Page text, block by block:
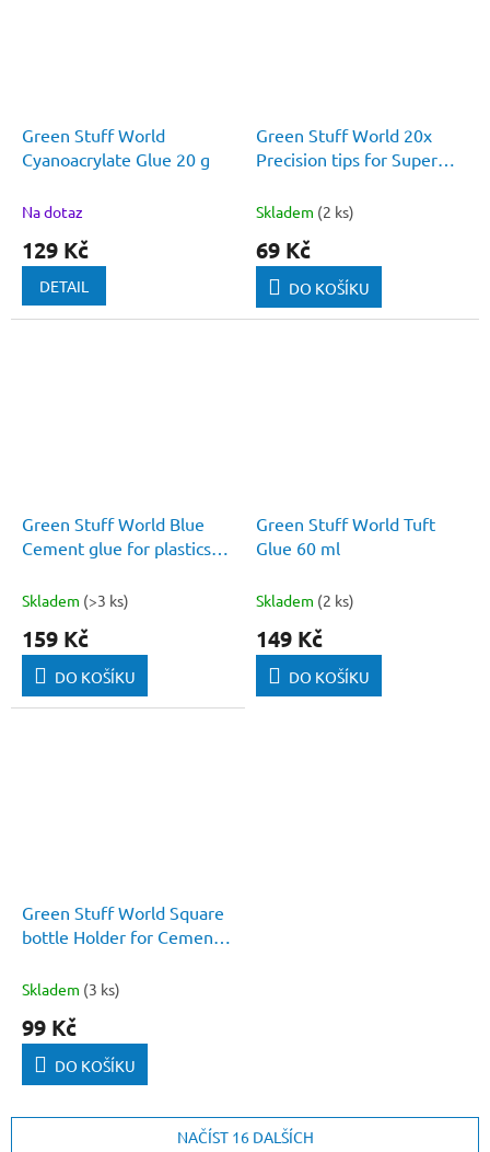
Green Stuff World
Cyanoacrylate Glue 20 g
Na dotaz
129 Kč
DETAIL
Green Stuff World 20x
Precision tips for Super
Skladem (2 ks)
69 Kč
DO KOŠÍKU
Green Stuff World Blue
Cement glue for plastics
Skladem (>3 ks)
159 Kč
DO KOŠÍKU
Green Stuff World Tuft
Glue 60 ml
Skladem (2 ks)
149 Kč
DO KOŠÍKU
Green Stuff World Square
bottle Holder for Cement
Skladem (3 ks)
99 Kč
DO KOŠÍKU
NAČÍST 16 DALŠÍCH